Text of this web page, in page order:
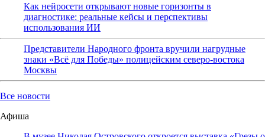
Как нейросети открывают новые горизонты в
диагностике: реальные кейсы и перспективы
использования ИИ
Представители Народного фронта вручили нагрудные
знаки «Всё для Победы» полицейским северо-востока
Москвы
Все новости
Афиша